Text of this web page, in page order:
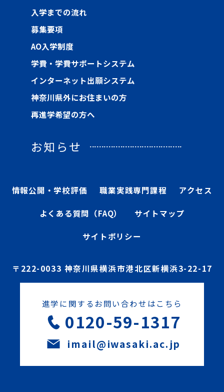
入学までの流れ
募集要項
AO入学制度
学費・学費サポートシステム
インターネット出願システム
神奈川県外にお住まいの方
再進学希望の方へ
お知らせ
情報公開・学校評価 職業実践専門課程 アクセス
よくある質問（FAQ） サイトマップ
サイトポリシー
〒222-0033 神奈川県横浜市港北区新横浜3-22-17
進学に関するお問い合わせはこちら
0120-59-1317
imail@iwasaki.ac.jp